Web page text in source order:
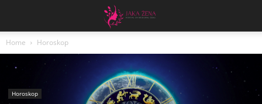
Home Horoskop
Horoskop